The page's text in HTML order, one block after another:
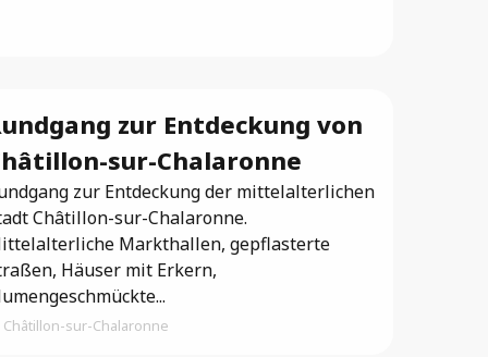
zur Entdeckung von
sur-Chalaronne
zur Entdeckung der mittelalterlichen
Châtillon-sur-Chalaronne.
Markthallen, gepflasterte
Häuser mit Erkern,
Châtillon-sur-Chalaronne